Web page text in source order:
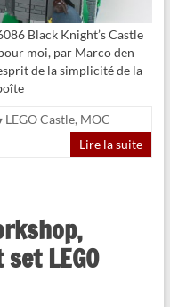
Black Knight’s Castle
moi, par Marco den
de la simplicité de la
LEGO Castle, MOC
Lire la suite
LEGO